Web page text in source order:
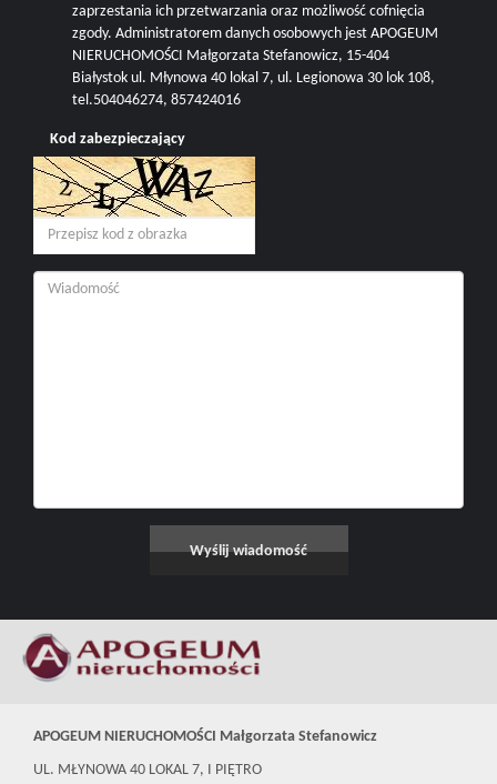
zaprzestania ich przetwarzania oraz możliwość cofnięcia
zgody. Administratorem danych osobowych jest APOGEUM
NIERUCHOMOŚCI Małgorzata Stefanowicz, 15-404
Białystok ul. Młynowa 40 lokal 7, ul. Legionowa 30 lok 108,
tel.504046274, 857424016
Kod zabezpieczający
APOGEUM NIERUCHOMOŚCI Małgorzata Stefanowicz
UL. MŁYNOWA 40 LOKAL 7, I PIĘTRO